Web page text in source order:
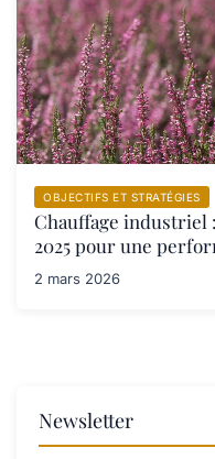
OBJECTIFS ET STRATÉGIES
Chauffage industriel
2025 pour une
2 mars 2026
Newsletter